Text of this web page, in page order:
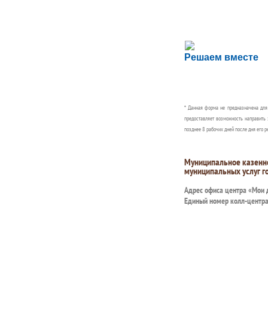
Решаем вместе
Сложности с
Сообщите об этом
* Данная форма не предназначена
предоставляет возможность
позднее 8 рабочих дней после дня его
Муниципальное
муниципальных услуг
Адрес офиса центра «Мои
Единый номер колл-